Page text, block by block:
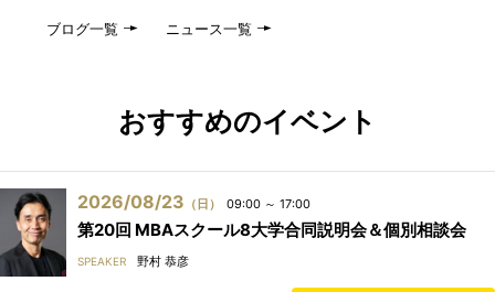
ブログ一覧 ニュース一覧
おすすめのイベント
2026/08/23 （日） 09:00 ～ 17:00
第20回 MBAスクール8大学合同説明会＆個別相談会
SPEAKER 野村 恭彦